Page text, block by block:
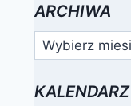
ARCHIWA
Archiwa
KALENDARZ